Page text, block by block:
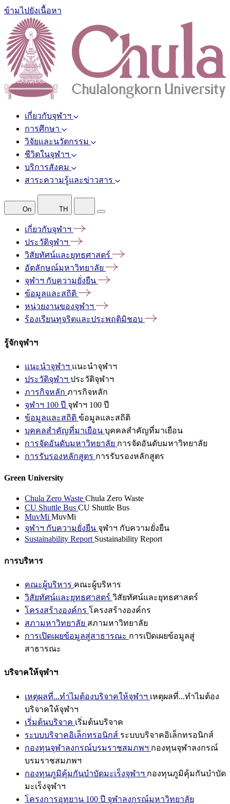
ข้ามไปยังเนื้อหา
เกี่ยวกับจุฬาฯ
การศึกษา
วิจัยและนวัตกรรม
ชีวิตในจุฬาฯ
บริการสังคม
สาระความรู้และข่าวสาร
On TH
เกี่ยวกับจุฬาฯ
ประวัติจุฬาฯ
วิสัยทัศน์และยุทธศาสตร์
อัตลักษณ์มหาวิทยาลัย
จุฬาฯ กับความยั่งยืน
ข้อมูลและสถิติ
หน่วยงานของจุฬาฯ
ร้องเรียนทุจริตและประพฤติมิชอบ
รู้จักจุฬาฯ
แนะนำจุฬาฯ แนะนำจุฬาฯ
ประวัติจุฬาฯ ประวัติจุฬาฯ
ภารกิจหลัก ภารกิจหลัก
จุฬาฯ 100 ปี จุฬาฯ 100 ปี
ข้อมูลและสถิติ ข้อมูลและสถิติ
บุคคลสำคัญที่มาเยือน บุคคลสำคัญที่มาเยือน
การจัดอันดับมหาวิทยาลัย การจัดอันดับมหาวิทยาลัย
การรับรองหลักสูตร การรับรองหลักสูตร
Green University
Chula Zero Waste Chula Zero Waste
CU Shuttle Bus CU Shuttle Bus
MuvMi MuvMi
จุฬาฯ กับความยั่งยืน จุฬาฯ กับความยั่งยืน
Sustainability Report Sustainability Report
การบริหาร
คณะผู้บริหาร คณะผู้บริหาร
วิสัยทัศน์และยุทธศาสตร์ วิสัยทัศน์และยุทธศาสตร์
โครงสร้างองค์กร โครงสร้างองค์กร
สภามหาวิทยาลัย สภามหาวิทยาลัย
การเปิดเผยข้อมูลสู่สาธารณะ การเปิดเผยข้อมูลสู่
สาธารณะ
บริจาคให้จุฬาฯ
เหตุผลที่...ทำไมต้องบริจาคให้จุฬาฯ เหตุผลที่...ทำไมต้อง
บริจาคให้จุฬาฯ
เริ่มต้นบริจาค เริ่มต้นบริจาค
ระบบบริจาคอิเล็กทรอนิกส์ ระบบบริจาคอิเล็กทรอนิกส์
กองทุนจุฬาลงกรณ์บรมราชสมภพฯ กองทุนจุฬาลงกรณ์
บรมราชสมภพฯ
กองทุนภูมิคุ้มกันบำบัดมะเร็งจุฬาฯ กองทุนภูมิคุ้มกันบำบัด
มะเร็งจุฬาฯ
โครงการอุทยาน 100 ปี จุฬาลงกรณ์มหาวิทยาลัย